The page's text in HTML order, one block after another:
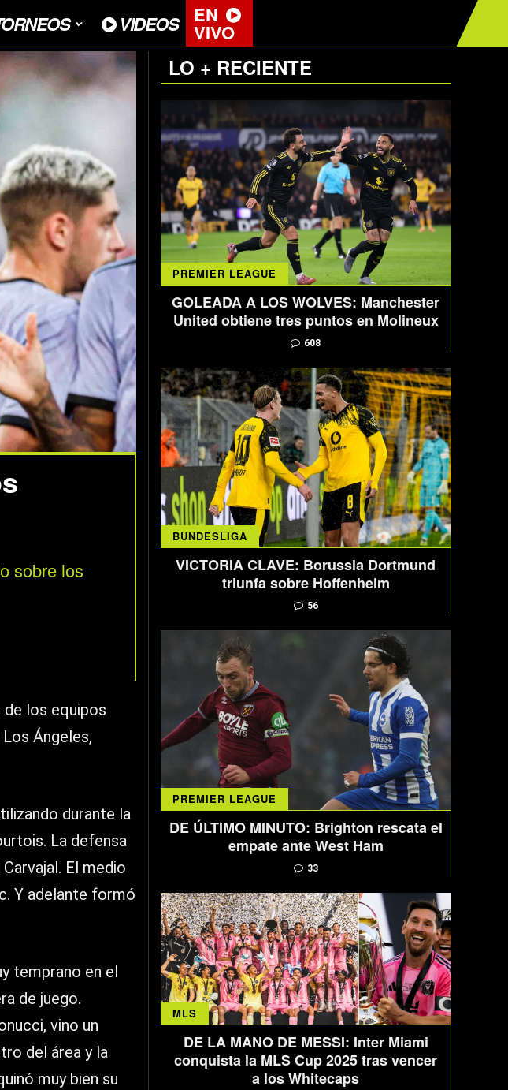
VIDEOS EN
VIVO
sobre los
de los equipos
Ángeles,
durante la
La defensa
El medio
Y adelante formó
temprano en el
de juego.
vino un
del área y la
muy bien su
LO + RECIENTE
PREMIER LEAGUE
GOLEADA A LOS WOLVES: Manchester
United obtiene tres puntos en Molineux
608
BUNDESLIGA
VICTORIA CLAVE: Borussia Dortmund
triunfa sobre Hoffenheim
56
PREMIER LEAGUE
DE ÚLTIMO MINUTO: Brighton rescata el
empate ante West Ham
33
MLS
DE LA MANO DE MESSI: Inter Miami
conquista la MLS Cup 2025 tras vencer
a los Whitecaps